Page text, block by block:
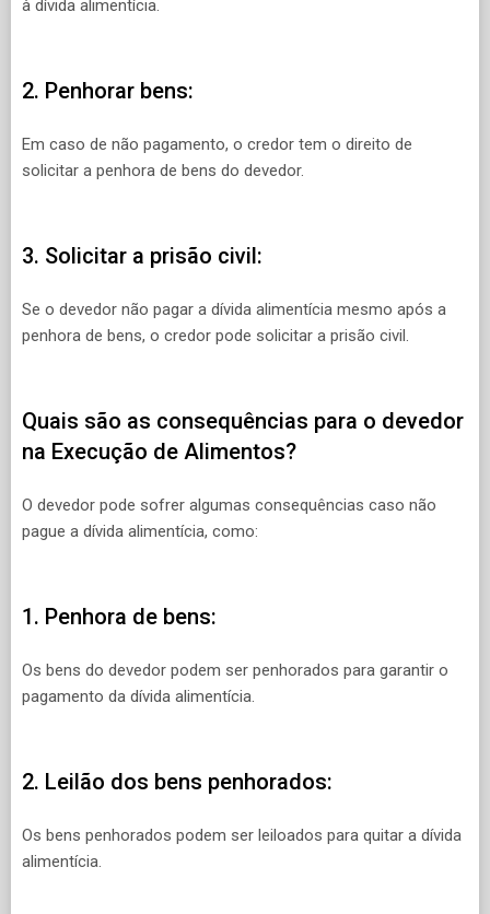
à dívida alimentícia.
2. Penhorar bens:
Em caso de não pagamento, o credor tem o direito de
solicitar a penhora de bens do devedor.
3. Solicitar a prisão civil:
Se o devedor não pagar a dívida alimentícia mesmo após a
penhora de bens, o credor pode solicitar a prisão civil.
Quais são as consequências para o devedor
na Execução de Alimentos?
O devedor pode sofrer algumas consequências caso não
pague a dívida alimentícia, como:
1. Penhora de bens:
Os bens do devedor podem ser penhorados para garantir o
pagamento da dívida alimentícia.
2. Leilão dos bens penhorados:
Os bens penhorados podem ser leiloados para quitar a dívida
alimentícia.